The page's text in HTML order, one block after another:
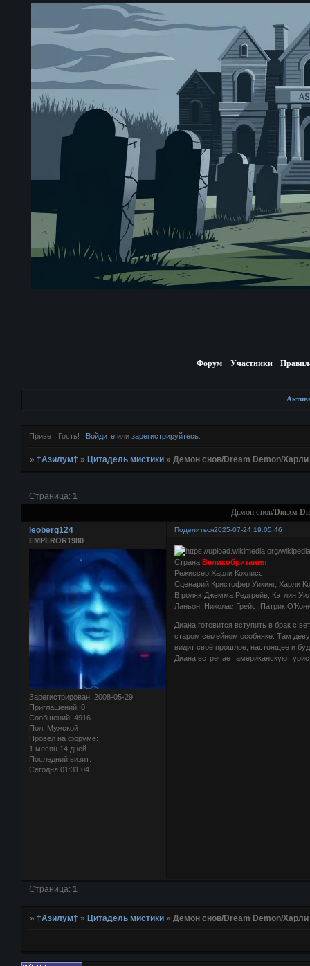
Форум Участники
Привет, Гость! Войдитеили зарегистрируйтесь.
»†Азилум† »Цитадель мистики »Демон снов/Dream Demon/Харли
Демон снов/Dream
Страница: 1
Поделиться2025-07-24 19:05:46
leoberg124
EMPEROR1980
Зарегистрирован: 2008-05-29
Приглашений: 0
Сообщений: 4916
Пол: Мужской
Провел на форуме:
1 месяц 14 дней
Последний визит:
Сегодня 01:31:04
СтранаВеликобритания
Режиссер Харли Коклисс
Сценарий Кристофер Уикинг, Харли
В ролях Джемма Редгрейв, Кэтлин
Ланьон, Николас Грейс, Патрик
Диана готовится вступить в брак с
старом семейном особняке. Там
видит своё прошлое, настоящее и
Диана встречает американскую
Страница: 1
»†Азилум† » Цитадель мистики »Демон снов/Dream Demon/Харли